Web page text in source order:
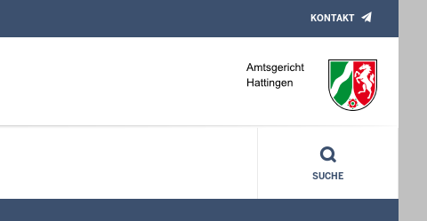
KONTAKT
SUCHE